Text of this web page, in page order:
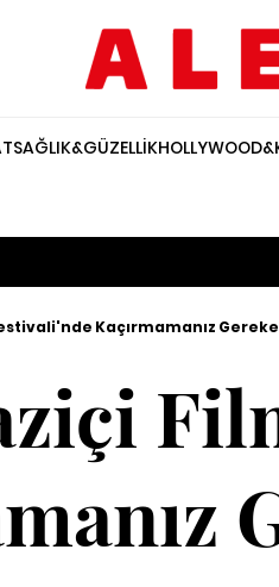
SAĞLIK&GÜZELLİK
Kaçırmamanız